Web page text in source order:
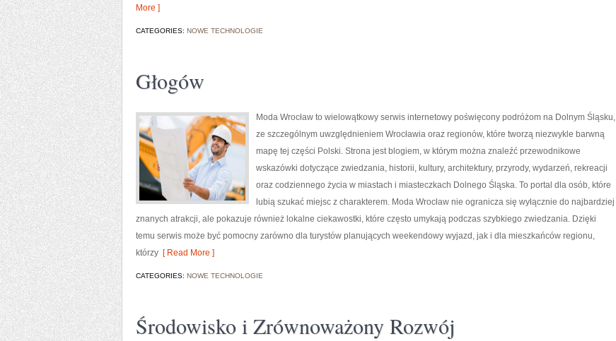
More ]
CATEGORIES: NOWE TECHNOLOGIE
Głogów
Moda Wrocław to wielowątkowy serwis internetowy poświęcony podróżom na Dolnym Śląsku,
ze szczególnym uwzględnieniem Wrocławia oraz regionów, które tworzą niezwykle barwną
mapę tej części Polski. Strona jest blogiem, w którym można znaleźć przewodnikowe
wskazówki dotyczące zwiedzania, historii, kultury, architektury, przyrody, wydarzeń, rekreacji
oraz codziennego życia w miastach i miasteczkach Dolnego Śląska. To portal dla osób, które
lubią szukać miejsc z charakterem. Moda Wrocław nie ogranicza się wyłącznie do najbardziej
znanych atrakcji, ale pokazuje również lokalne ciekawostki, które często umykają podczas szybkiego zwiedzania. Dzięki
temu serwis może być pomocny zarówno dla turystów planujących weekendowy wyjazd, jak i dla mieszkańców regionu,
którzy [ Read More ]
CATEGORIES: NOWE TECHNOLOGIE
Środowisko i Zrównoważony Rozwój